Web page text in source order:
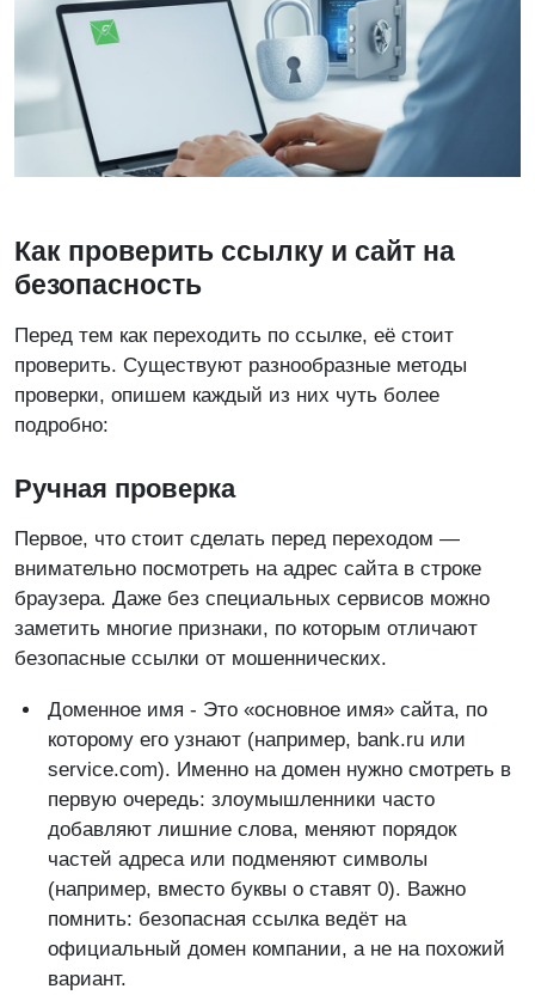
Как проверить ссылку и сайт на
безопасность
Перед тем как переходить по ссылке, её стоит
проверить. Существуют разнообразные методы
проверки, опишем каждый из них чуть более
подробно:
Ручная проверка
Первое, что стоит сделать перед переходом —
внимательно посмотреть на адрес сайта в строке
браузера. Даже без специальных сервисов можно
заметить многие признаки, по которым отличают
безопасные ссылки от мошеннических.
Доменное имя - Это «основное имя» сайта, по
которому его узнают (например, bank.ru или
service.com). Именно на домен нужно смотреть в
первую очередь: злоумышленники часто
добавляют лишние слова, меняют порядок
частей адреса или подменяют символы
(например, вместо буквы o ставят 0). Важно
помнить: безопасная ссылка ведёт на
официальный домен компании, а не на похожий
вариант.